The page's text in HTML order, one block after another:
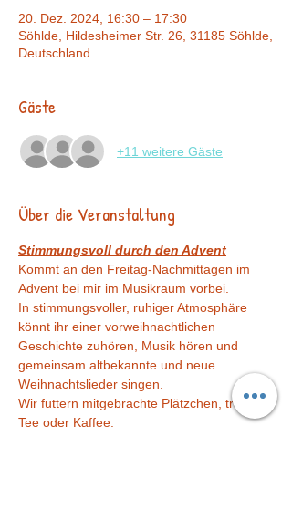
20. Dez. 2024, 16:30 – 17:30
Söhlde, Hildesheimer Str. 26, 31185 Söhlde,
Deutschland
Gäste
+11 weitere Gäste
Über die Veranstaltung
Stimmungsvoll durch den Advent
Kommt an den Freitag-Nachmittagen im
Advent bei mir im Musikraum vorbei.
In stimmungsvoller, ruhiger Atmosphäre
könnt ihr einer vorweihnachtlichen
Geschichte zuhören, Musik hören und
gemeinsam altbekannte und neue
Weihnachtslieder singen.
Wir futtern mitgebrachte Plätzchen, trinken
Tee oder Kaffee.